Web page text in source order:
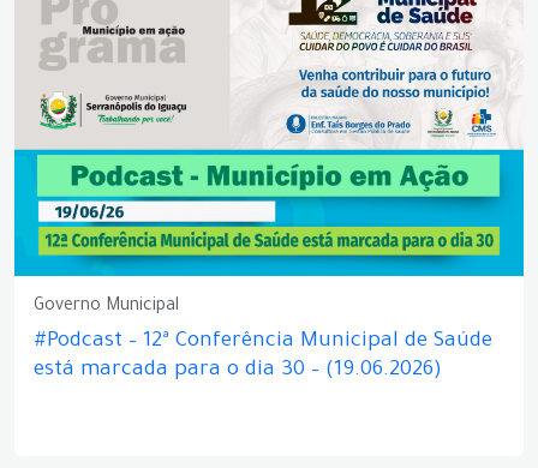
Governo Municipal
#Podcast – 12ª Conferência Municipal de Saúde
está marcada para o dia 30 – (19.06.2026)